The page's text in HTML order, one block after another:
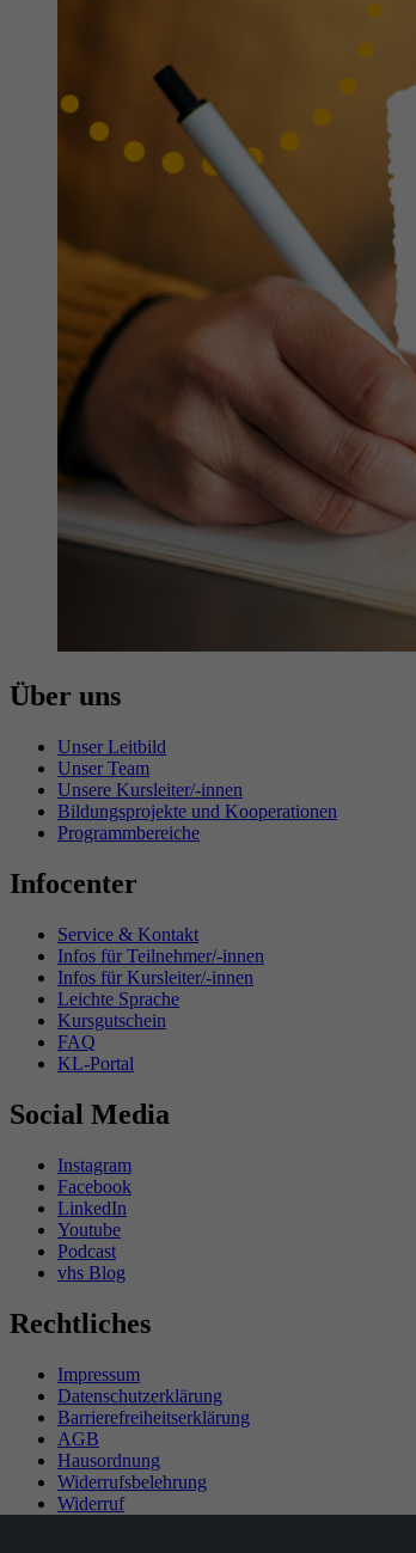
Über uns
Unser Leitbild
Unser Team
Unsere Kursleiter/-innen
Bildungsprojekte und Kooperationen
Programmbereiche
Infocenter
Service & Kontakt
Infos für Teilnehmer/-innen
Infos für Kursleiter/-innen
Leichte Sprache
Kursgutschein
FAQ
KL-Portal
Social Media
Instagram
Facebook
LinkedIn
Youtube
Podcast
vhs Blog
Rechtliches
Impressum
Datenschutzerklärung
Barrierefreiheitserklärung
AGB
Hausordnung
Widerrufsbelehrung
Widerruf